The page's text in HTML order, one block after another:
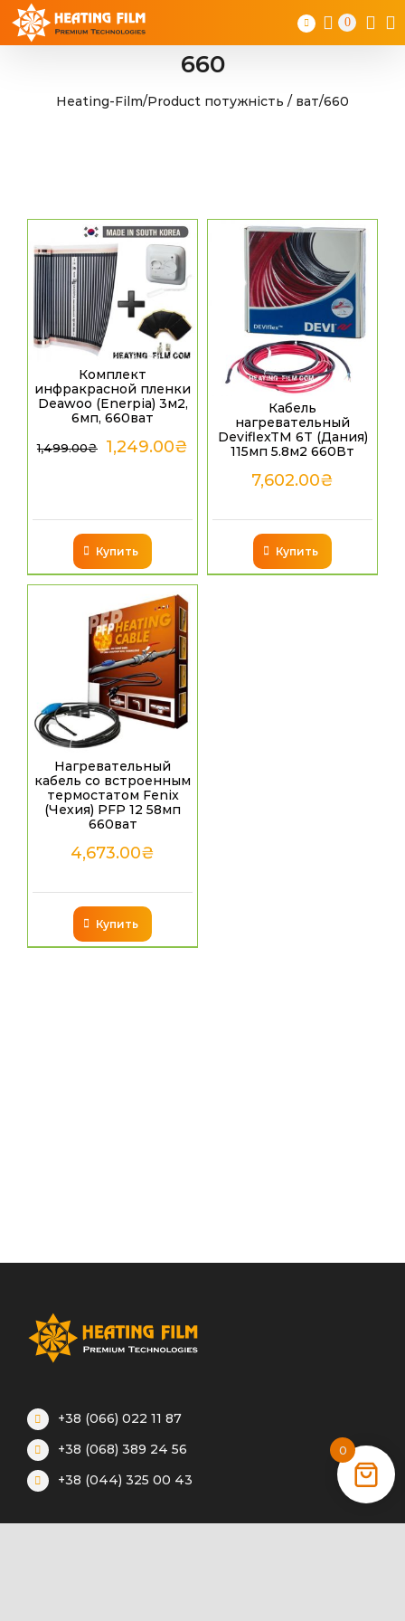
Skip
0
660
Heating-Film/Product потужність / ват/660
Комплект
инфракрасной пленки
Deawoo (Enerpia) 3м2,
6мп, 660ват
1,499.00₴ 1,249.00₴
Купить
Кабель
нагревательный
DeviflexTM 6T (Дания)
115мп 5.8м2 660Вт
7,602.00₴
Купить
Нагревательный
кабель со встроенным
термостатом Fenix
(Чехия) PFP 12 58мп
660ват
4,673.00₴
Купить
+38 (066) 022 11 87
+38 (068) 389 24 56
+38 (044) 325 00 43
0